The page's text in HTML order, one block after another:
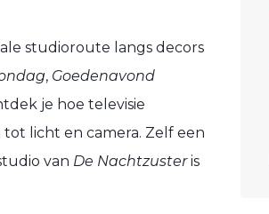
studioroute langs decors
, Goedenavond
je hoe televisie
licht en camera. Zelf een
van De Nachtzusteris